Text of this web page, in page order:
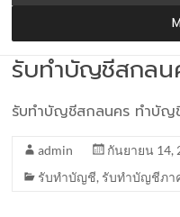
รับทำบัญชีสกลน
รับทำบัญชีสกลนคร ทำบัญ
admin
กันยายน 14,
รับทำบัญชี, รับทำบัญชีภา